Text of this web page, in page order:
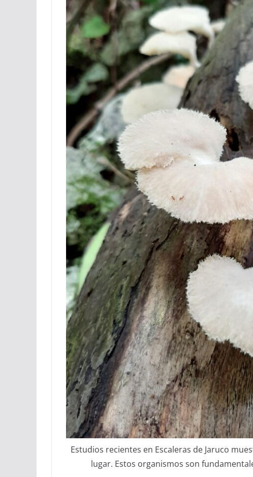
Estudios recientes en Escaleras de Jaruco
lugar. Estos organismos son